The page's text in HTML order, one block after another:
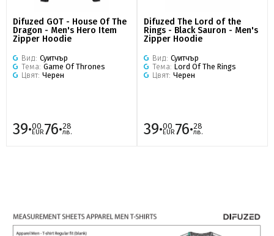
Difuzed GOT - House Of The
Dragon - Men's Hero Item
Zipper Hoodie
Вид: Суитчър
Тема: Game Of Thrones
Цвят: Черен
39·00
EUR76·28
лв.
Difuzed The Lord of the
Rings - Black Sauron - Men's
Zipper Hoodie
Вид: Суитчър
Тема: Lord Of The Rings
Цвят: Черен
39·00
EUR76·28
лв.